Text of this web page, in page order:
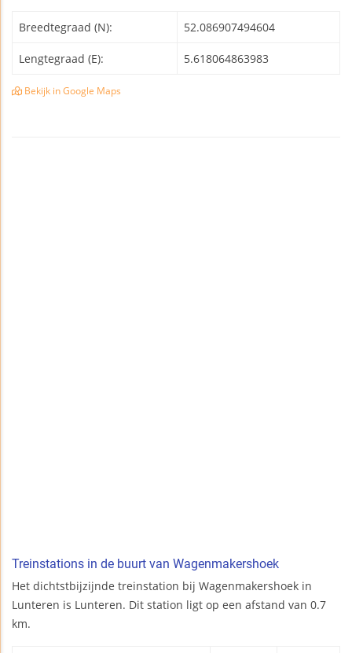
Breedtegraad (N): 52.086907494604
Lengtegraad (E): 5.618064863983
Bekijk in Google Maps
Treinstations in de buurt van Wagenmakershoek
Het dichtstbijzijnde treinstation bij Wagenmakershoek in
Lunteren is Lunteren. Dit station ligt op een afstand van 0.7
km.